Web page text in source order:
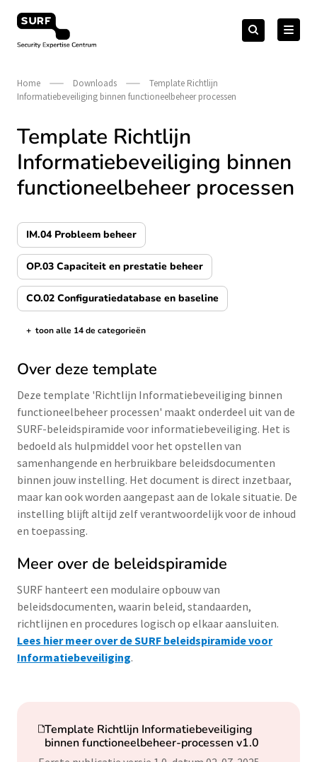
naar
Security Expertise Centrum – by SURF
Zoeken
naar:Zoeken
Home Downloads
Template Richtlijn
Informatiebeveiliging binnen functioneelbeheer processen
Template Richtlijn
Informatiebeveiliging binnen
functioneelbeheer processen
IM.04 Probleem beheer
OP.03 Capaciteit en prestatie beheer
CO.02 Configuratiedatabase en baseline
de categorieën tonen/verbergen
+ toon alle 14 de categorieën
Over deze template
Deze template 'Richtlijn Informatiebeveiliging binnen
functioneelbeheer processen' maakt onderdeel uit van de
SURF-beleidspiramide voor informatiebeveiliging. Het is
bedoeld als hulpmiddel voor het opstellen van
samenhangende en herbruikbare beleidsdocumenten
binnen jouw instelling. Het document is direct inzetbaar,
maar kan ook worden aangepast aan de lokale situatie. De
instelling blijft altijd zelf verantwoordelijk voor de inhoud
en toepassing.
Meer over de beleidspiramide
SURF hanteert een modulaire opbouw van
beleidsdocumenten, waarin beleid, standaarden,
richtlijnen en procedures logisch op elkaar aansluiten.
Lees hier meer over de SURF beleidspiramide voor
Informatiebeveiliging.
Download
Template Richtlijn Informatiebeveiliging
binnen functioneelbeheer-processen v1.0